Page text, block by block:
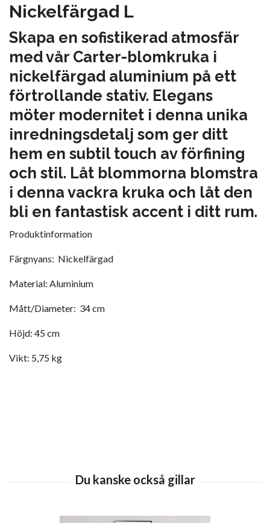
Nickelfärgad L
Skapa en sofistikerad atmosfär
med vår Carter-blomkruka i
nickelfärgad aluminium på ett
förtrollande stativ. Elegans
möter modernitet i denna unika
inredningsdetalj som ger ditt
hem en subtil touch av förfining
och stil. Låt blommorna blomstra
i denna vackra kruka och låt den
bli en fantastisk accent i ditt rum.
Produktinformation
Färgnyans: Nickelfärgad
Material: Aluminium
Mått/Diameter: 34 cm
Höjd: 45 cm
Vikt: 5,75 kg